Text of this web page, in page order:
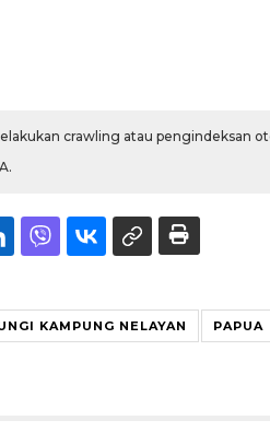
crawling atau pengindeksan
KAMPUNG NELAYAN PAPUA